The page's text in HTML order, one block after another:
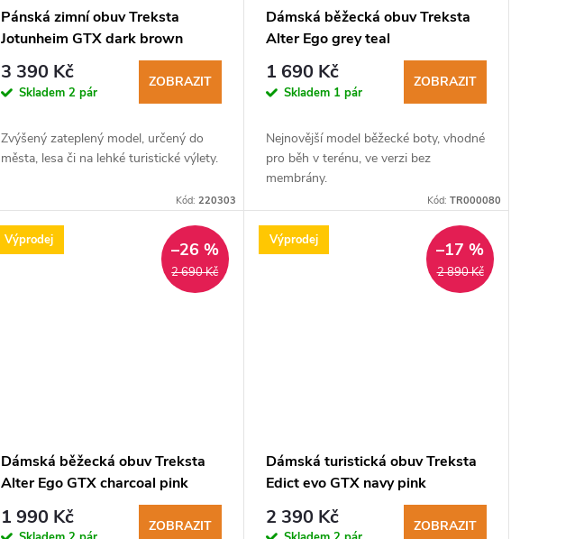
Pánská zimní obuv Treksta
Jotunheim GTX dark brown
3 390 Kč
Skladem 2 pár
ZOBRAZIT
Zvýšený zateplený model, určený do
města, lesa či na lehké turistické výlety.
Kód: 220303
Dámská běžecká obuv Treksta
Alter Ego grey teal
1 690 Kč
Skladem 1 pár
ZOBRAZIT
Nejnovější model běžecké boty, vhodné
pro běh v terénu, ve verzi bez
membrány.
Kód: TR000080
Výprodej
2 690 Kč
–26 %
Dámská běžecká obuv Treksta
Alter Ego GTX charcoal pink
1 990 Kč ZOBRAZIT
Výprodej
2 890 Kč
–17 %
Dámská turistická obuv Treksta
Edict evo GTX navy pink
2 390 Kč ZOBRAZIT